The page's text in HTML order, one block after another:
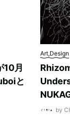
月
と
Art,Design
by